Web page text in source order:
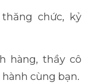
chức, kỷ
hàng, thầy cô
cùng bạn.